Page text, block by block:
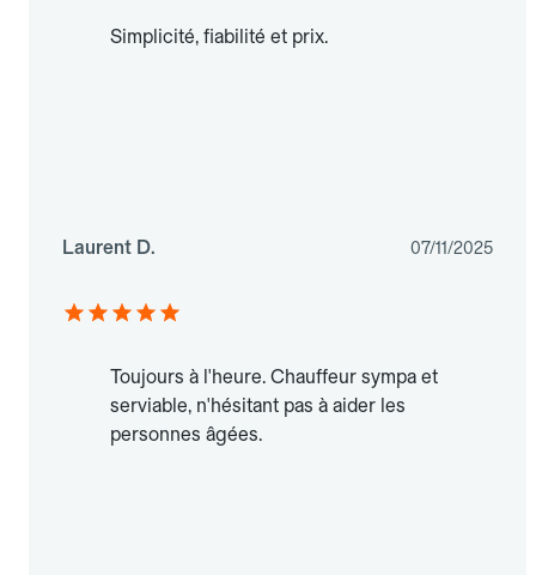
Simplicité, fiabilité et prix.
Laurent D. 07/11/2025
Toujours à l'heure. Chauffeur sympa et
serviable, n'hésitant pas à aider les
personnes âgées.